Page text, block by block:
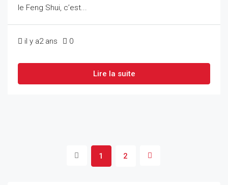
le Feng Shui, c’est...
il y a2 ans 0
Lire la suite
1 2